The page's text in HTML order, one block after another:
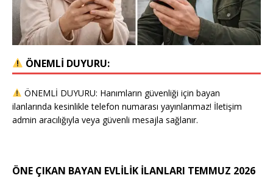
ÖNEMLİ DUYURU:
ÖNEMLİ DUYURU: Hanımların güvenliği için bayan
ilanlarında kesinlikle telefon numarası yayınlanmaz! İletişim
admin aracılığıyla veya güvenli mesajla sağlanır.
ÖNE ÇIKAN BAYAN EVLİLİK İLANLARI TEMMUZ 2026